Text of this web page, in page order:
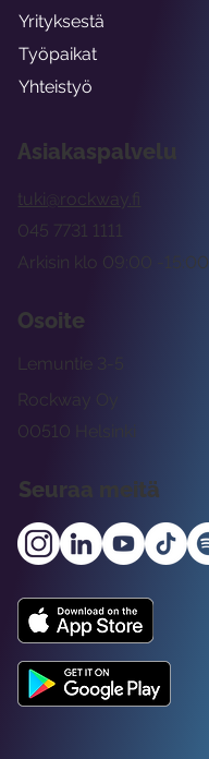
Asiakaspalvelu
tuki@rockway.fi
Arkisin klo 09:00 -15:00
045 7731 1111
Osoite
Rockway Oy
Lemuntie 3-5
00510 Helsinki
Seuraa meitä
Yrityksestä
Työpaikat
Yhteistyö